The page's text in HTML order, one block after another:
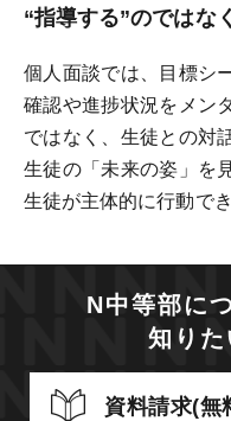
“指導する”のではな
個人面談では、目標シ
確認や進捗状況をメン
ではなく、生徒との対
生徒の「未来の姿」を
生徒が主体的に行動で
N中等部に
知りた
資料請求(無